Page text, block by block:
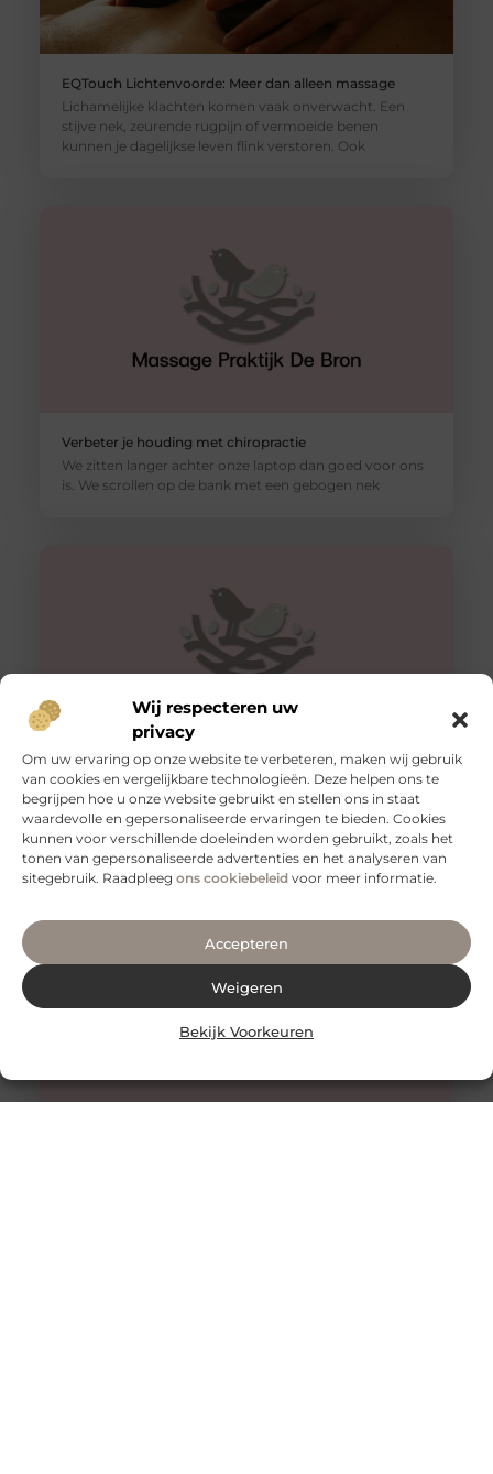
Wij respecteren uw
privacy
Om uw ervaring op onze website te verbeteren, maken wij gebruik
van cookies en vergelijkbare technologieën. Deze helpen ons te
begrijpen hoe u onze website gebruikt en stellen ons in staat
waardevolle en gepersonaliseerde ervaringen te bieden. Cookies
kunnen voor verschillende doeleinden worden gebruikt, zoals het
tonen van gepersonaliseerde advertenties en het analyseren van
sitegebruik. Raadpleeg ons cookiebeleid voor meer informatie.
Accepteren
Weigeren
Bekijk Voorkeuren
EQTouch Lichtenvoorde: Meer dan alleen massage
Lichamelijke klachten komen vaak onverwacht. Een
stijve nek, zeurende rugpijn of vermoeide benen
kunnen je dagelijkse leven flink verstoren. Ook
Verbeter je houding met chiropractie
We zitten langer achter onze laptop dan goed voor ons
is. We scrollen op de bank met een gebogen nek
Tips voor een goede rug
Een gezonde en sterke rug is essentieel voor een goed
functioneren van je lichaam. Het is niet alleen belangrijk
voor